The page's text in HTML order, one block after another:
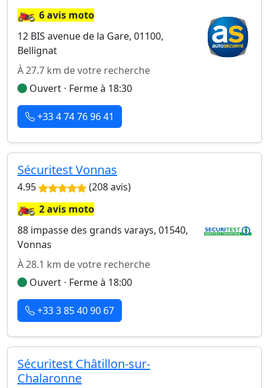
🏍️6 avis moto
12 BIS avenue de la Gare, 01100,
Bellignat
À 27.7 km de votre recherche
Ouvert ⋅ Ferme à 18:30
+33 4 74 76 96 41
Sécuritest Vonnas
4.95 (208 avis)
🏍️2 avis moto
88 impasse des grands varays, 01540,
Vonnas
À 28.1 km de votre recherche
Ouvert ⋅ Ferme à 18:00
+33 3 85 40 90 67
Sécuritest Châtillon-sur-
Chalaronne